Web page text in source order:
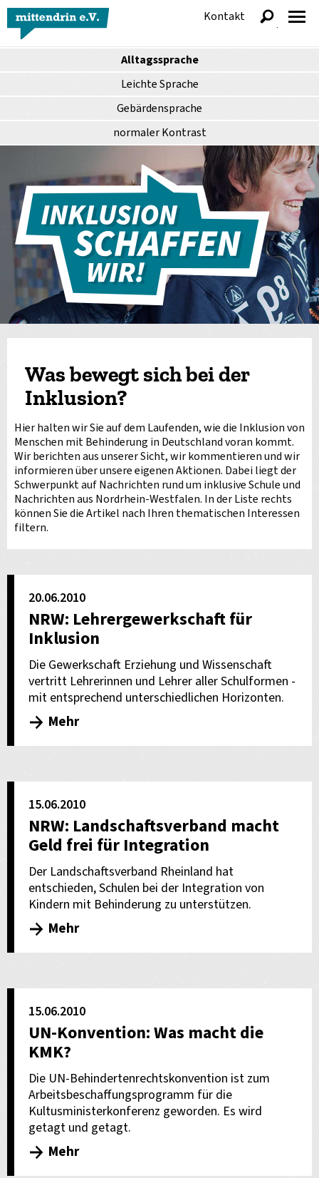
Alltagssprache
Leichte Sprache
Gebärdensprache
normalerKontrast
Kontakt
anzeigen
Was bewegt sich bei der
Inklusion?
Hier halten wir Sie auf dem Laufenden, wie die Inklusion von
Menschen mit Behinderung in Deutschland voran kommt.
Wir berichten aus unserer Sicht, wir kommentieren und wir
informieren über unsere eigenen Aktionen. Dabei liegt der
Schwerpunkt auf Nachrichten rund um inklusive Schule und
Nachrichten aus Nordrhein-Westfalen. In der Liste rechts
können Sie die Artikel nach Ihren thematischen Interessen
filtern.
20.06.2010
NRW: Lehrergewerkschaft für
Inklusion
Die Gewerkschaft Erziehung und Wissenschaft
vertritt Lehrerinnen und Lehrer aller Schulformen -
mit entsprechend unterschiedlichen Horizonten.
Mehr
15.06.2010
NRW: Landschaftsverband macht
Geld frei für Integration
Der Landschaftsverband Rheinland hat
entschieden, Schulen bei der Integration von
Kindern mit Behinderung zu unterstützen.
Mehr
15.06.2010
UN-Konvention: Was macht die
KMK?
Die UN-Behindertenrechtskonvention ist zum
Arbeitsbeschaffungsprogramm für die
Kultusministerkonferenz geworden. Es wird
getagt und getagt.
Mehr